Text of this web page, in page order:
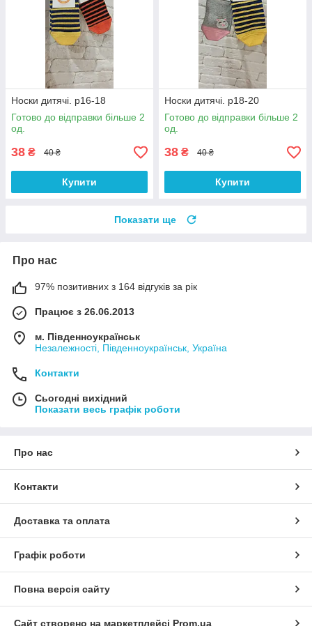
Носки дитячі. р16-18
Готово до відправки більше 2
од.
38 ₴ 40 ₴
Купити
Носки дитячі. р18-20
Готово до відправки більше 2
од.
38 ₴ 40 ₴
Купити
Показати ще
Про нас
97% позитивних з 164 відгуків за рік
Працює з 26.06.2013
м. Південноукраїнськ
Незалежності, Південноукраїнськ, Україна
Контакти
Сьогодні вихідний
Показати весь графік роботи
Про нас
Контакти
Доставка та оплата
Графік роботи
Повна версія сайту
Сайт створено на маркетплейсі Prom.ua